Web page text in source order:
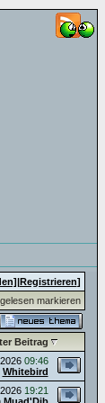
|Registrieren]
markieren
Beitrag
09:46
Whitebird
19:21